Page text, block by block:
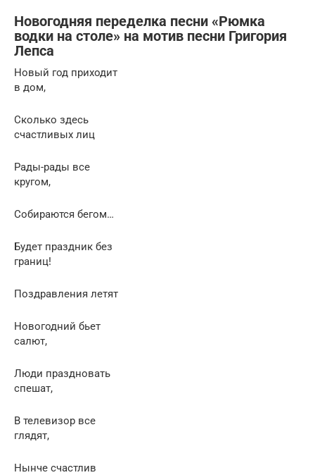
Новогодняя переделка песни «Рюмка
водки на столе» на мотив песни Григория
Лепса
Новый год приходит
в дом,
Сколько здесь
счастливых лиц
Рады-рады все
кругом,
Собираются бегом…
Будет праздник без
границ!
Поздравления летят
Новогодний бьет
салют,
Люди праздновать
спешат,
В телевизор все
глядят,
Нынче счастлив